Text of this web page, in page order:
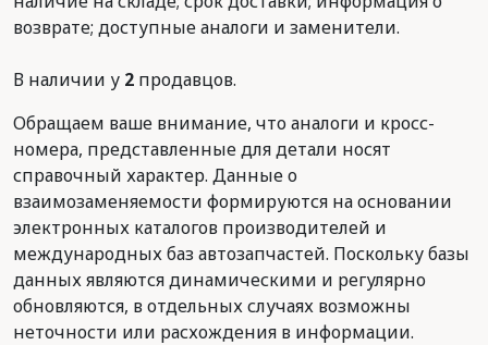
возврате; доступные аналоги и заменители.
В наличии у 2 продавцов.
Обращаем ваше внимание, что аналоги и кросс-
номера, представленные для детали носят
справочный характер. Данные о
взаимозаменяемости формируются на основании
электронных каталогов производителей и
международных баз автозапчастей. Поскольку базы
данных являются динамическими и регулярно
обновляются, в отдельных случаях возможны
неточности или расхождения в информации.